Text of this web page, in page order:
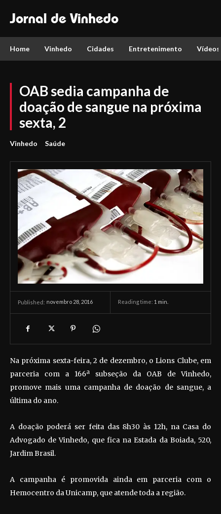
Jornal de Vinhedo
Home Vinhedo Cidades Entretenimento Vídeos
OAB sedia campanha de
doação de sangue na próxima
sexta, 2
Vinhedo Saúde
Published: novembro 28, 2016 Reading time: 1 min.
Na próxima sexta-feira, 2 de dezembro, o Lions Clube, em
parceria com a 166ª subseção da OAB de Vinhedo,
promove mais uma campanha de doação de sangue, a
última do ano.
A doação poderá ser feita das 8h30 às 12h, na Casa do
Advogado de Vinhedo, que fica na Estada da Boiada, 520,
Jardim Brasil.
A campanha é promovida ainda em parceria com o
Hemocentro da Unicamp, que atende toda a região.